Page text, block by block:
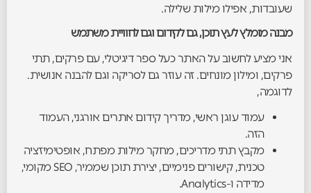
שעובדות, אפילו מילות שלילה.
מבנה מומלץ לעץ תוכן, גם לקידום וגם לחוויית משתמש
אני מציע לחשוב על האתר כעל ספר דיגיטלי, עם פרקים, תתי
פרקים, ומילון מונחים. זה עוזר גם לסריקה וגם להבנה אנושית.
לדוגמה,
עמוד עוגן ראשי, מדריך קידום אתרים אורגני, העמוד
הזה.
מקבץ תתי מדריכים, מחקר מילות מפתח, אופטימיזציה
טכנית, קישורים פנימיים, יצירת תוכן שממיר, SEO מקומי,
מדידה ו-Analytics.